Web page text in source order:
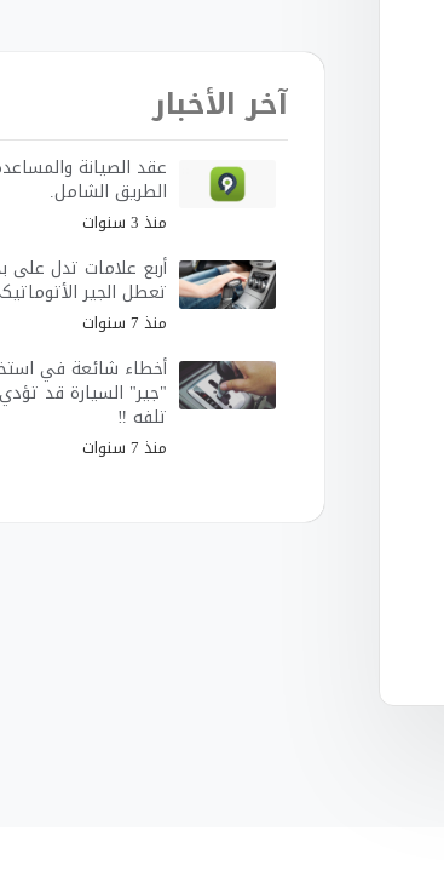
آخر الأخبار
عقد الصيانة
الطريق الشامل.
منذ 3 سنوات
أربع علامات تدل على
تعطل الجير
منذ 7 سنوات
أخطاء شائعة في
"جير" السيارة قد
تلفه ‼️
منذ 7 سنوات